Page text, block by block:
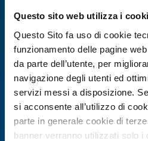
Questo sito web utilizza i
Questo Sito fa uso di cookie
funzionamento delle pagine
da parte dell’utente, per
navigazione degli utenti ed
servizi messi a disposizione.
si acconsente all’utilizzo di
parte in generale cookie di
banner verranno utilizzati solo
R&D Partner search
PMI lettone cerca
eolici modulari smart
ID: RDRLV20260716012